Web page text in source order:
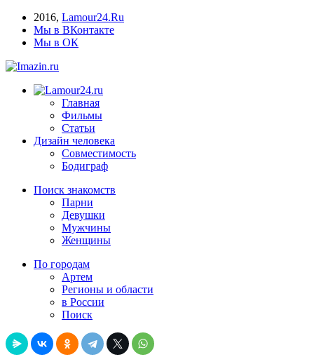
2016, Lamour24.Ru
Мы в ВКонтакте
Мы в ОК
Главная
Фильмы
Статьи
Дизайн человека
Совместимость
Бодиграф
Поиск знакомств
Парни
Девушки
Мужчины
Женщины
По городам
Артем
Регионы и области
в России
Поиск